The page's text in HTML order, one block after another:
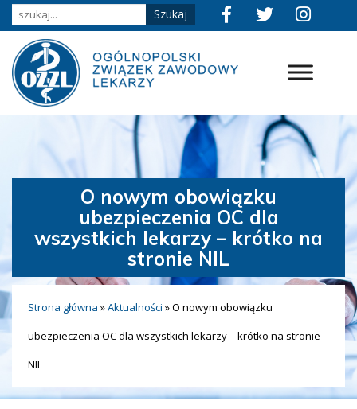
O nowym obowiązku
ubezpieczenia OC dla
wszystkich lekarzy – krótko na
stronie NIL
Strona główna »Aktualności »O nowym obowiązku
ubezpieczenia OC dla wszystkich lekarzy – krótko na stronie
NIL